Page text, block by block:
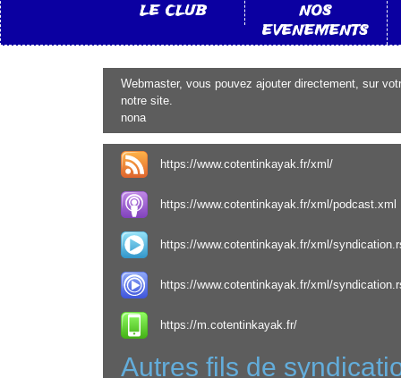
LE CLUB
NOS
EVENEMENTS
Webmaster, vous pouvez ajouter directement, sur
notre site.
nona
https://www.cotentinkayak.fr/xml/
https://www.cotentinkayak.fr/xml/podcast.xml
https://www.cotentinkayak.fr/xml/
https://www.cotentinkayak.fr/xml/
https://m.cotentinkayak.fr/
Autres fils de